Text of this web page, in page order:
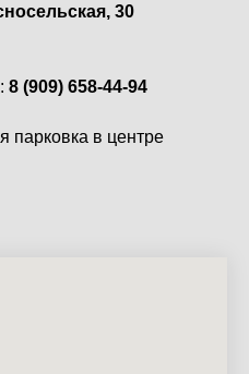
30
8 (909) 658-44-94
парковка в центре